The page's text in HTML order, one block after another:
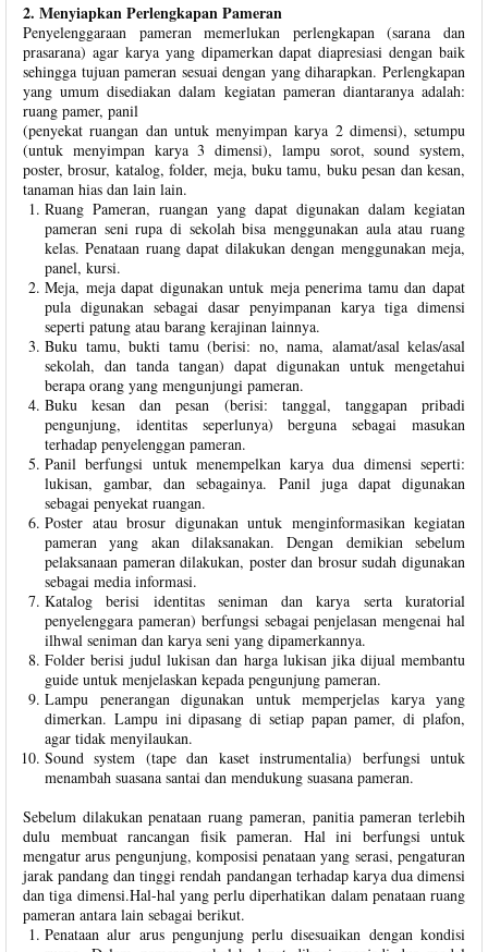
2. Menyiapkan Perlengkapan Pameran
Penyelenggaraan pameran memerlukan perlengkapan (sarana dan
prasarana) agar karya yang dipamerkan dapat diapresiasi dengan baik
sehingga tujuan pameran sesuai dengan yang diharapkan. Perlengkapan
yang umum disediakan dalam kegiatan pameran diantaranya adalah:
ruang pamer, panil
(penyekat ruangan dan untuk menyimpan karya 2 dimensi), setumpu
(untuk menyimpan karya 3 dimensi), lampu sorot, sound system,
poster, brosur, katalog, folder, meja, buku tamu, buku pesan dan kesan,
tanaman hias dan lain lain.
Ruang Pameran, ruangan yang dapat digunakan dalam kegiatan
pameran seni rupa di sekolah bisa menggunakan aula atau ruang
kelas. Penataan ruang dapat dilakukan dengan menggunakan meja,
panel, kursi.
Meja, meja dapat digunakan untuk meja penerima tamu dan dapat
pula digunakan sebagai dasar penyimpanan karya tiga dimensi
seperti patung atau barang kerajinan lainnya.
Buku tamu, bukti tamu (berisi: no, nama, alamat/asal kelas/asal
sekolah, dan tanda tangan) dapat digunakan untuk mengetahui
berapa orang yang mengunjungi pameran.
Buku kesan dan pesan (berisi: tanggal, tanggapan pribadi
pengunjung, identitas seperlunya) berguna sebagai masukan
terhadap penyelenggan pameran.
Panil berfungsi untuk menempelkan karya dua dimensi seperti:
lukisan, gambar, dan sebagainya. Panil juga dapat digunakan
sebagai penyekat ruangan.
Poster atau brosur digunakan untuk menginformasikan kegiatan
pameran yang akan dilaksanakan. Dengan demikian sebelum
pelaksanaan pameran dilakukan, poster dan brosur sudah digunakan
sebagai media informasi.
Katalog berisi identitas seniman dan karya serta kuratorial
penyelenggara pameran) berfungsi sebagai penjelasan mengenai hal
ilhwal seniman dan karya seni yang dipamerkannya.
Folder berisi judul lukisan dan harga lukisan jika dijual membantu
guide untuk menjelaskan kepada pengunjung pameran.
Lampu penerangan digunakan untuk memperjelas karya yang
dimerkan. Lampu ini dipasang di setiap papan pamer, di plafon,
agar tidak menyilaukan.
Sound system (tape dan kaset instrumentalia) berfungsi untuk
menambah suasana santai dan mendukung suasana pameran.
Sebelum dilakukan penataan ruang pameran, panitia pameran terlebih
dulu membuat rancangan fisik pameran. Hal ini berfungsi untuk
mengatur arus pengunjung, komposisi penataan yang serasi, pengaturan
jarak pandang dan tinggi rendah pandangan terhadap karya dua dimensi
dan tiga dimensi.Hal-hal yang perlu diperhatikan dalam penataan ruang
pameran antara lain sebagai berikut.
Penataan alur arus pengunjung perlu disesuaikan dengan kondisi